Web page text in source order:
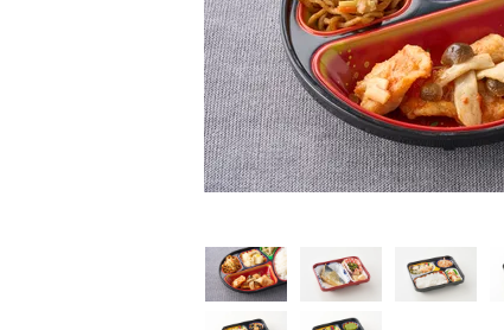
制限食
糖質カロリー調整食
制限食
たんぱく調整食